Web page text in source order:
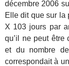
décembre 2006
Elle dit que sur la
X 103 jours par
qu’il ne peut être
et du nombre
correspondait à